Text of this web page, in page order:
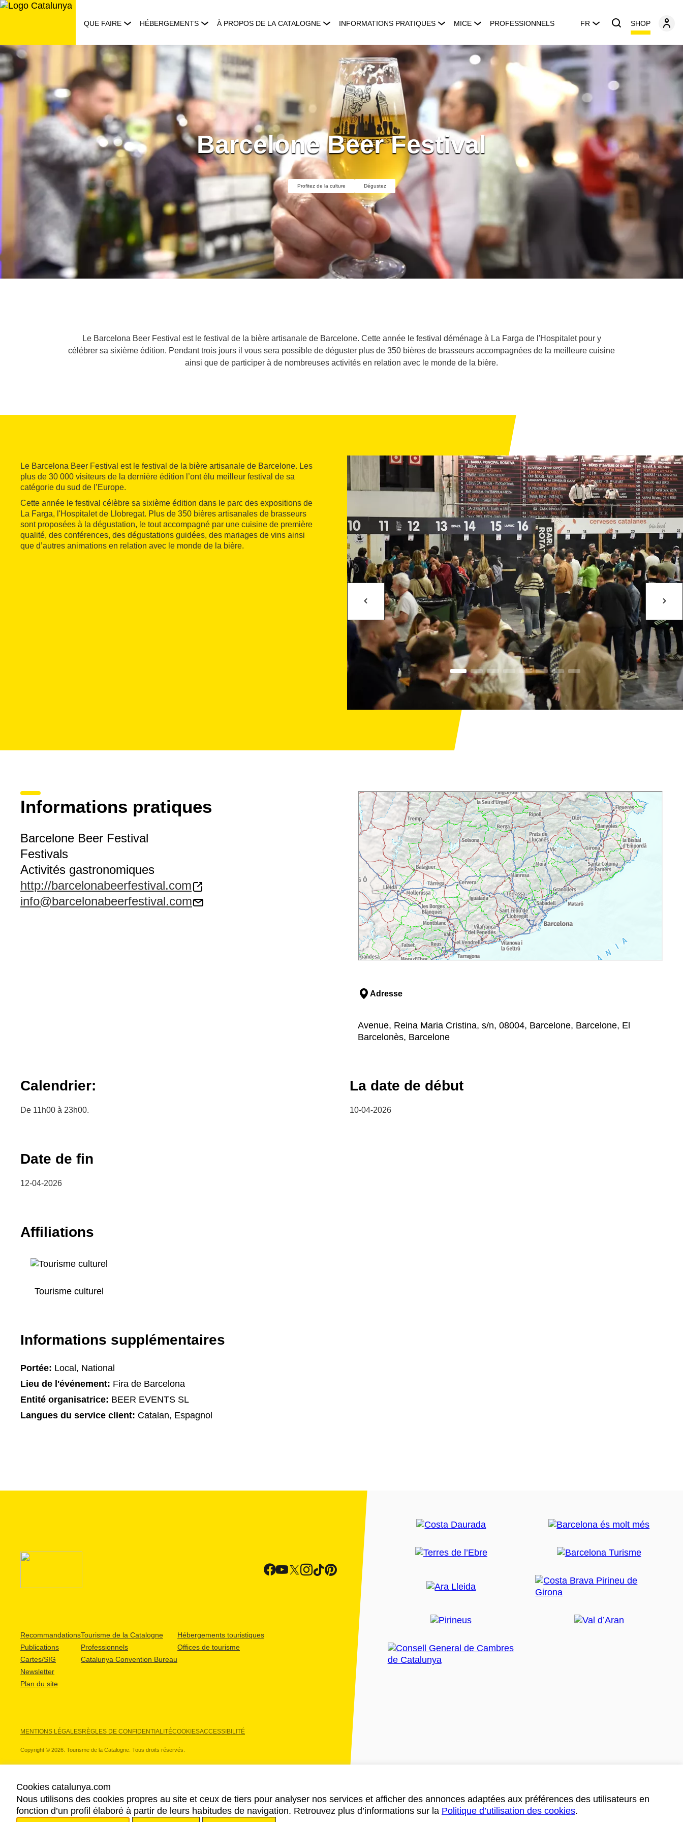
Aller
QUE FAIRE HÉBERGEMENTS À PROPOS DE LA CATALOGNE INFORMATIONS PRATIQUES MICE PROFESSIONNELS FR SHOP
Barcelone Beer Festival
Profitez de la culture Dégustez
Le Barcelona Beer Festival est le festival de la bière artisanale de Barcelone. Cette année le festival déménage à La Farga de l'Hospitalet pour y
célébrer sa sixième édition. Pendant trois jours il vous sera possible de déguster plus de 350 bières de brasseurs accompagnées de la meilleure cuisine
ainsi que de participer à de nombreuses activités en relation avec le monde de la bière.
Le Barcelona Beer Festival est le festival de la bière artisanale de Barcelone. Les
plus de 30 000 visiteurs de la dernière édition l’ont élu meilleur festival de sa
catégorie du sud de l’Europe.
Cette année le festival célèbre sa sixième édition dans le parc des expositions de
La Farga, l'Hospitalet de Llobregat. Plus de 350 bières artisanales de brasseurs
sont proposées à la dégustation, le tout accompagné par une cuisine de première
qualité, des conférences, des dégustations guidées, des mariages de vins ainsi
que d’autres animations en relation avec le monde de la bière.
Informations pratiques
Barcelone Beer Festival
Festivals
Activités gastronomiques
http://barcelonabeerfestival.com
info@barcelonabeerfestival.com
Adresse
Avenue, Reina Maria Cristina, s/n, 08004, Barcelone, Barcelone, El
Barcelonès, Barcelone
Calendrier:
De 11h00 à 23h00.
La date de début
10-04-2026
Date de fin
12-04-2026
Affiliations
Tourisme culturel
Informations supplémentaires
Portée: Local, National
Lieu de l'événement: Fira de Barcelona
Entité organisatrice: BEER EVENTS SL
Langues du service client: Catalan, Espagnol
Recommandations
Publications
Cartes/SIG
Newsletter
Plan du site
Tourisme de la Catalogne
Professionnels
Catalunya Convention Bureau
Hébergements touristiques
Offices de tourisme
MENTIONS LÉGALESRÈGLES DE CONFIDENTIALITÉCOOKIESACCESSIBILITÉ
Copyright © 2026. Tourisme de la Catalogne. Tous droits réservés.
NOS PARTENAIRES
Cookies catalunya.com
Nous utilisons des cookies propres au site et ceux de tiers pour analyser nos services et afficher des annonces adaptées aux préférences des utilisateurs en
fonction d’un profil élaboré à partir de leurs habitudes de navigation. Retrouvez plus d’informations sur la Politique d’utilisation des cookies.